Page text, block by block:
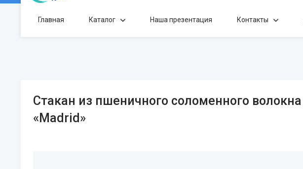
Главная Каталог Наша презентация Контакты
Стакан из пшеничного соломенного волокна
«Madrid»